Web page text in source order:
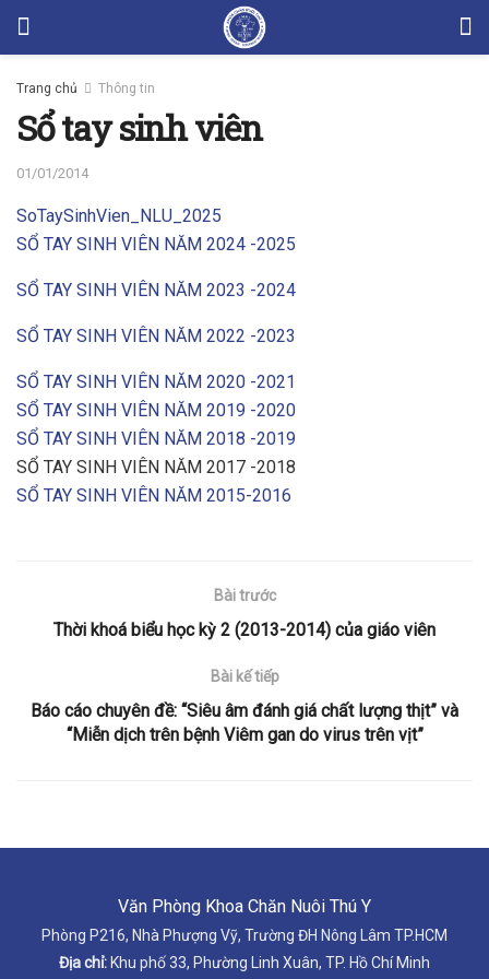
Trang chủ Thông tin
Sổ tay sinh viên
01/01/2014
SoTaySinhVien_NLU_2025
SỔ TAY SINH VIÊN NĂM 2024 -2025
SỔ TAY SINH VIÊN NĂM 2023 -2024
SỔ TAY SINH VIÊN NĂM 2022 -2023
SỔ TAY SINH VIÊN NĂM 2020 -2021
SỔ TAY SINH VIÊN NĂM 2019 -2020
SỔ TAY SINH VIÊN NĂM 2018 -2019
SỔ TAY SINH VIÊN NĂM 2017 -2018
SỔ TAY SINH VIÊN NĂM 2015-2016
Bài trước
Thời khoá biểu học kỳ 2 (2013-2014) của giáo viên
Bài kế tiếp
Báo cáo chuyên đề: “Siêu âm đánh giá chất lượng thịt” và
“Miễn dịch trên bệnh Viêm gan do virus trên vịt”
Văn Phòng Khoa Chăn Nuôi Thú Y
Phòng P216, Nhà Phượng Vỹ, Trường ĐH Nông Lâm TP.HCM
Địa chỉ: Khu phố 33, Phường Linh Xuân, TP. Hồ Chí Minh